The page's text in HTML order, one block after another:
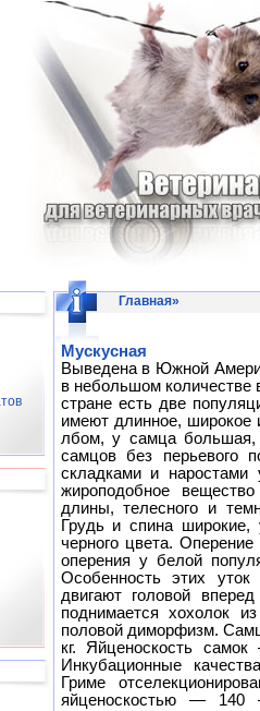
Главная»
Мускусная
Выведена в Южной
в небольшом количестве
стране есть две
имеют длинное, широкое
лбом, у самца большая,
самцов без перьевого
складками и
жироподобное
длины, телесного и
Грудь и спина широкие,
черного цвета.
оперения у белой
Особенность этих
двигают головой
поднимается хохолок
половой диморфизм.
кг. Яйценоскость
Инкубационные
Гриме
яйценоскостью — 140